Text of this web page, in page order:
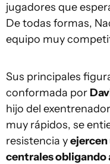
jugadores que
De todas formas,
equipo muy
Sus principales
conformada por
hijo del exentrenador
muy rápidos, se
resistencia yejercen
centrales obligando